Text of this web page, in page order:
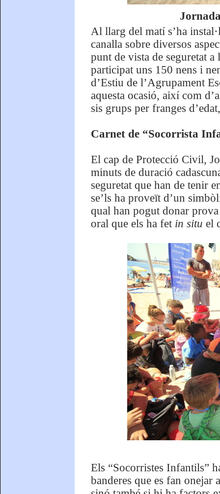
Al llarg del matí s’ha
canalla sobre diversos
punt de vista de seguretat
participat uns 150 nens i
d’Estiu de l’Agrupament
aquesta ocasió, així com
sis grups per franges
Carnet de “Socorrista
El cap de Protecció Civil,
minuts de duració
seguretat que han de tenir
se’ls ha proveït d’un
qual han pogut donar
oral que els ha fet in situ el
Els “Socorristes Infantils”
banderes que es fan onejar